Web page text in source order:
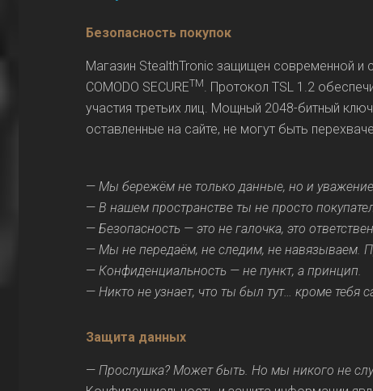
Безопасность покупок
Магазин StealthTronic защищен современной и
COMODO SECURETM
. Протокол TSL 1.2
участия третьих лиц. Мощный 2048-битный
оставленные на сайте, не могут быть
—Мы бережём не только данные, но и уважение.
—В нашем пространстве ты не просто
—Безопасность — это не галочка, это
—Мы не передаём, не следим, не навязываем.
— Конфиденциальность — не пункт, а принцип.
—Никто не узнает, что ты был тут… кроме тебя
Защита данных
— Прослушка? Может быть. Но мы никого не